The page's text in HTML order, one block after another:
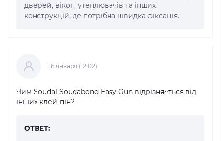
дверей, вікон, утеплювачів та інших
конструкцій, де потрібна швидка фіксація.
16 января (12:02)
Чим Soudal Soudabond Easy Gun відрізняється від
інших клей-пін?
ОТВЕТ: